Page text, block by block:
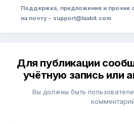
Поддержка, предложения и прочие
на почту - support@laabit.com
Для публикации
учётную запись или
Вы должны быть